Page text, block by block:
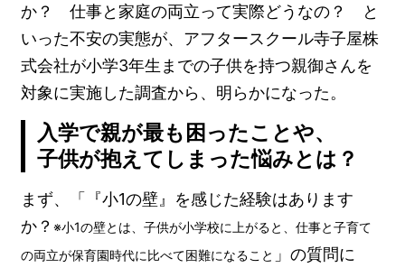
か？ 仕事と家庭の両立って実際どうなの？ と
いった不安の実態が、アフタースクール寺子屋株
式会社が小学3年生までの子供を持つ親御さんを
対象に実施した調査から、明らかになった。
入学で親が最も困ったことや、
子供が抱えてしまった悩みとは？
まず、「『小1の壁』を感じた経験はあります
か？※小1の壁とは、子供が小学校に上がると、仕事と子育て
の両立が保育園時代に比べて困難になること 」の質問に